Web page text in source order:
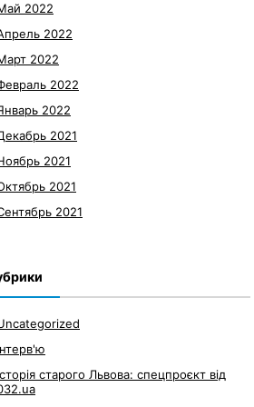
2022
2022
2022
2022
2022
2021
2021
2021
2021
старого Львова: спецпроєкт від